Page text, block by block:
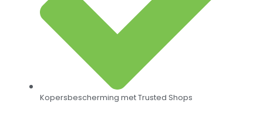
Kopersbescherming met Trusted Shops